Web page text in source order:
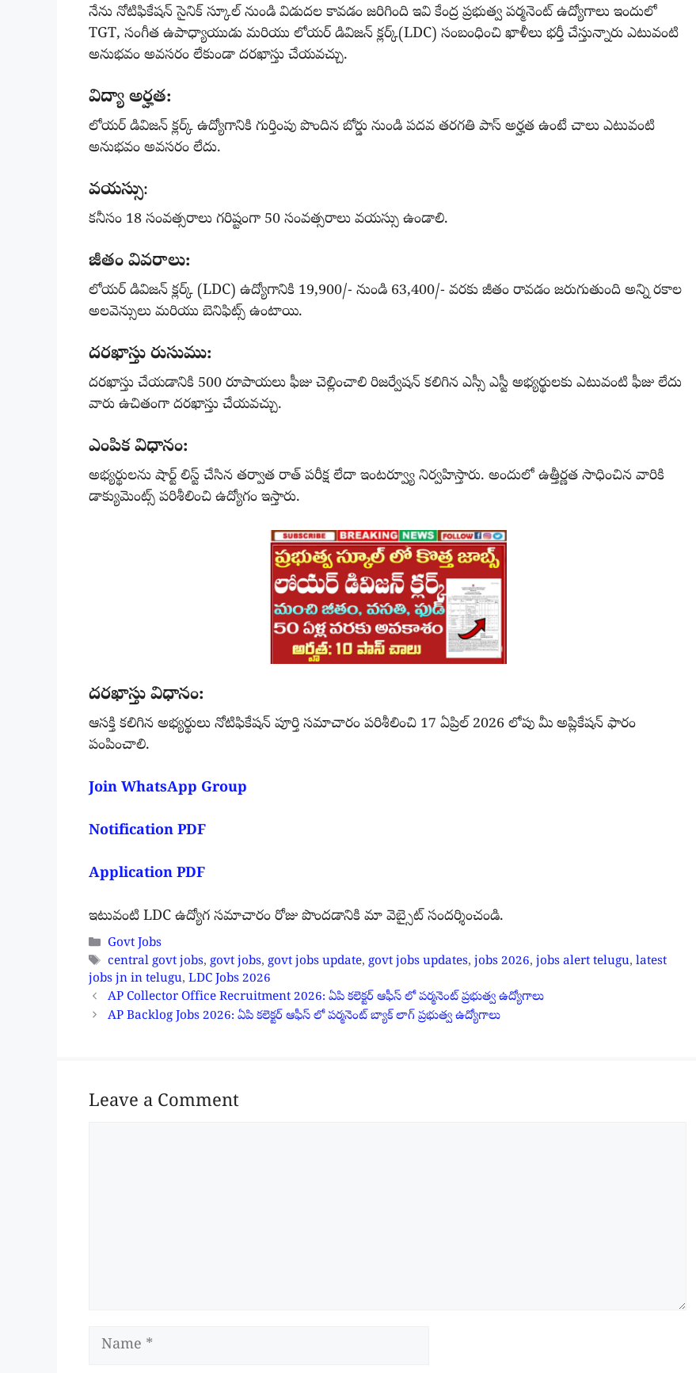
నేను నోటిఫికేషన్ సైనిక్ స్కూల్ నుండి విడుదల కావడం జరిగింది ఇవి కేంద్ర ప్రభుత్వ పర్మనెంట్ ఉద్యోగాలు ఇందులో
TGT, సంగీత ఉపాధ్యాయుడు మరియు లోయర్ డివిజన్ క్లర్క్(LDC) సంబంధించి ఖాళీలు భర్తీ చేస్తున్నారు ఎటువంటి
అనుభవం అవసరం లేకుండా దరఖాస్తు చేయవచ్చు.
విద్యా అర్హత:
లోయర్ డివిజన్ క్లర్క్ ఉద్యోగానికి గుర్తింపు పొందిన బోర్డు నుండి పదవ తరగతి పాస్ అర్హత ఉంటే చాలు ఎటువంటి
అనుభవం అవసరం లేదు.
వయస్సు:
కనీసం 18 సంవత్సరాలు గరిష్టంగా 50 సంవత్సరాలు వయస్సు ఉండాలి.
జీతం వివరాలు:
లోయర్ డివిజన్ క్లర్క్ (LDC) ఉద్యోగానికి 19,900/- నుండి 63,400/- వరకు జీతం రావడం జరుగుతుంది అన్ని రకాల
అలవెన్సులు మరియు బెనిఫిట్స్ ఉంటాయి.
దరఖాస్తు రుసుము:
దరఖాస్తు చేయడానికి 500 రూపాయలు ఫీజు చెల్లించాలి రిజర్వేషన్ కలిగిన ఎస్సీ ఎస్టీ అభ్యర్థులకు ఎటువంటి ఫీజు లేదు
వారు ఉచితంగా దరఖాస్తు చేయవచ్చు.
ఎంపిక విధానం:
అభ్యర్థులను షార్ట్ లిస్ట్ చేసిన తర్వాత రాత్ పరీక్ష లేదా ఇంటర్వ్యూ నిర్వహిస్తారు. అందులో ఉత్తీర్ణత సాధించిన వారికి
డాక్యుమెంట్స్ పరిశీలించి ఉద్యోగం ఇస్తారు.
దరఖాస్తు విధానం:
ఆసక్తి కలిగిన అభ్యర్థులు నోటిఫికేషన్ పూర్తి సమాచారం పరిశీలించి 17 ఏప్రిల్ 2026 లోపు మీ అప్లికేషన్ ఫారం
పంపించాలి.
Join WhatsApp Group
Notification PDF
Application PDF
ఇటువంటి LDC ఉద్యోగ సమాచారం రోజు పొందడానికి మా వెబ్సైట్ సందర్శించండి.
Categories
Govt Jobs
Tags
central govt jobs,govt jobs,govt jobs update,govt jobs updates,jobs 2026,jobs alert telugu,latest
jobs jn in telugu, LDC Jobs 2026
AP Collector Office Recruitment 2026: ఏపి కలెక్టర్ ఆఫీస్ లో పర్మనెంట్ ప్రభుత్వ ఉద్యోగాలు
AP Backlog Jobs 2026: ఏపి కలెక్టర్ ఆఫీస్ లో పర్మనెంట్ బ్యాక్ లాగ్ ప్రభుత్వ ఉద్యోగాలు
Leave a Comment
Name